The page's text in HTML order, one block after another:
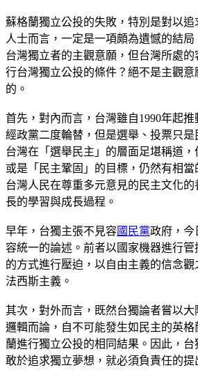
蘇格蘭獨立公投的失敗，特別是對以
人士而言，一定是一項頗為遺憾的結
台灣獨立者的主觀意願，但台灣所處
行台灣獨立公投的條件？絕不是主觀
的。
首先，對內而言，台灣雖自1990年起
經政黨二度輪替，但是選舉、投票只是
台灣在「選舉民主」的層面足堪稱道，
或是「民主鞏固」的目標，仍然有相當
台灣人民在尊重多元意見的民主文化
長的學習與成長過程。
早年，台獨主張不見容國民黨政府，今
容統一的論述。前者以國家機器進行
的方式進行壓迫，以自由主義的信念
法西斯主義。
其次，對外而言，既然台獨論者嘗以
邏輯而論，自不可能發生如民主的英
蘭進行獨立公投的相同結果。因此，
敢於追求獨立夢想，就必須負責任的